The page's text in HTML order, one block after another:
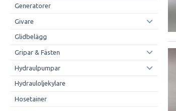
Generatorer
Givare
Glidbelägg
Gripar & Fästen
Hydraulpumpar
Hydrauloljekylare
Hosetainer